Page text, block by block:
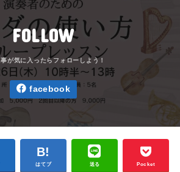
FOLLOW
facebook
はてブ 送る Pocket